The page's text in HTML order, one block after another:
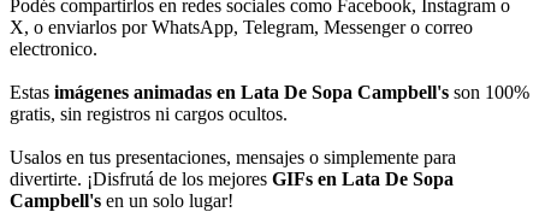
Podés compartirlos en redes sociales como Facebook, Instagram o
X, o enviarlos por WhatsApp, Telegram, Messenger o correo
electronico.
Estas imágenes animadas en Lata De Sopa Campbell's son 100%
gratis, sin registros ni cargos ocultos.
Usalos en tus presentaciones, mensajes o simplemente para
divertirte. ¡Disfrutá de los mejores GIFs en Lata De Sopa
Campbell's en un solo lugar!